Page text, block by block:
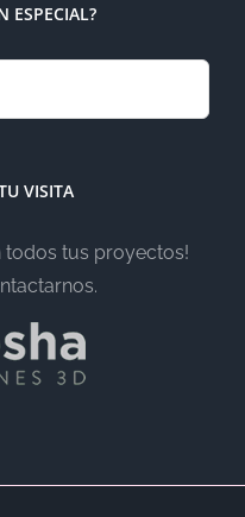
ESPECIAL?
VISITA
todos tus proyectos!